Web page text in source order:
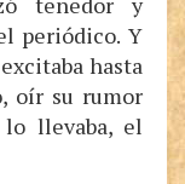
periódico. Y
hasta
oír su rumor
llevaba, el